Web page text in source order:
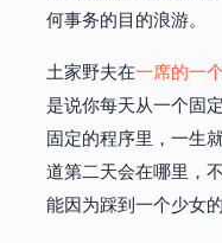
何事务的目的浪游。
土家野夫在一席的一
是说你每天从一个固
固定的程序里，一生
道第二天会在哪里，
能因为踩到一个少女